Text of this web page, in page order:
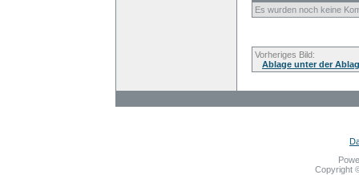
Es wurden noch keine
Vorheriges Bild:
Ablage unter der
Copyright